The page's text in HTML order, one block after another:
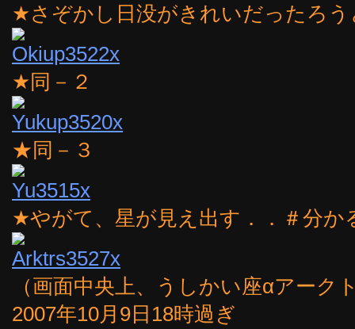
★さぞかし日没がきれいだったろう
★同－２
★同－３
★やがて、星が見え出す．．＃分か
（画面中央上、うしかい座αアーク
2007年10月9日18時過ぎ